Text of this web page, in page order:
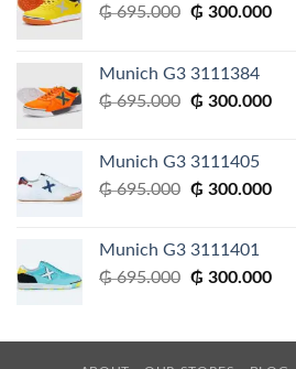
₲695.000 El
era:
₲ 695.000.
₲ 300.000El
₲
Munich G3 3111384
₲695.000 El
era:
₲ 695.000.
₲ 300.000El
₲
Munich G3 3111405
₲695.000 El
era:
₲ 695.000.
₲ 300.000El
₲
Munich G3 3111401
₲695.000 El
era:
₲ 300.000El
es: